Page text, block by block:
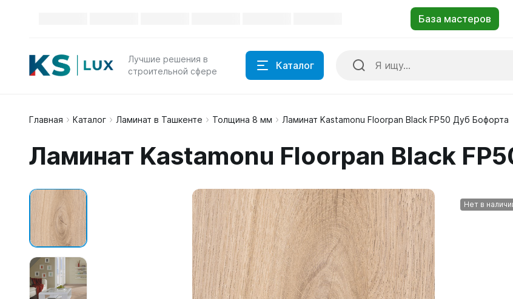
Лучшие решения в
строительной сфере
Каталог
Главная Каталог Ламинат в Ташкенте Толщина 8 мм Ламинат Kastamonu Floorpan Black FP50 Дуб Бофорта
Ламинат Kastamonu Floorpan Black
Нет в